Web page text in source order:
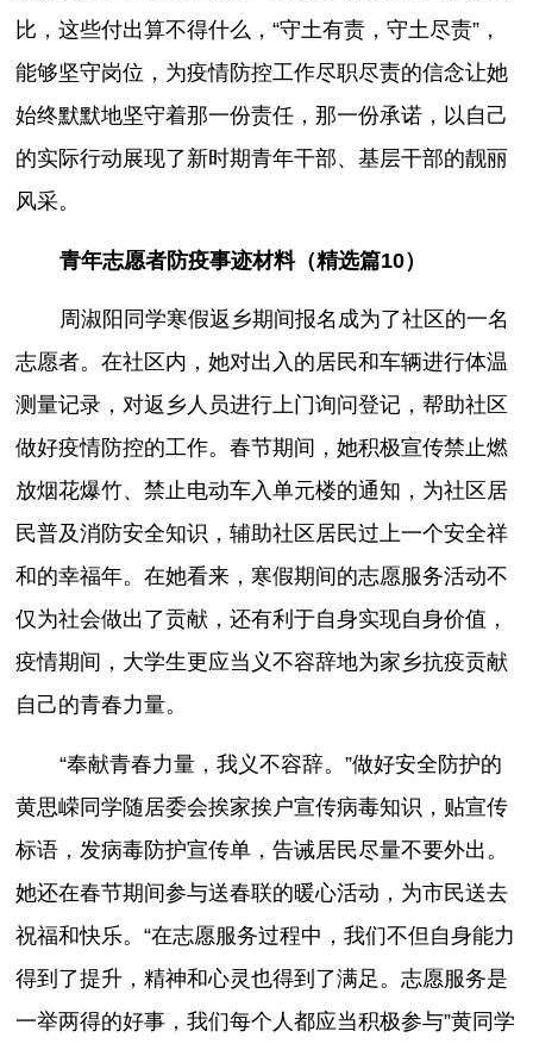
比，这些付出算不得什么，“守土有责，守土尽责”，
能够坚守岗位，为疫情防控工作尽职尽责的信念让她
始终默默地坚守着那一份责任，那一份承诺，以自己
的实际行动展现了新时期青年干部、基层干部的靓丽
风采。
青年志愿者防疫事迹材料（精选篇10）
周淑阳同学寒假返乡期间报名成为了社区的一名
志愿者。在社区内，她对出入的居民和车辆进行体温
测量记录，对返乡人员进行上门询问登记，帮助社区
做好疫情防控的工作。春节期间，她积极宣传禁止燃
放烟花爆竹、禁止电动车入单元楼的通知，为社区居
民普及消防安全知识，辅助社区居民过上一个安全祥
和的幸福年。在她看来，寒假期间的志愿服务活动不
仅为社会做出了贡献，还有利于自身实现自身价值，
疫情期间，大学生更应当义不容辞地为家乡抗疫贡献
自己的青春力量。
“奉献青春力量，我义不容辞。”做好安全防护的
黄思嵘同学随居委会挨家挨户宣传病毒知识，贴宣传
标语，发病毒防护宣传单，告诫居民尽量不要外出。
她还在春节期间参与送春联的暖心活动，为市民送去
祝福和快乐。“在志愿服务过程中，我们不但自身能力
得到了提升，精神和心灵也得到了满足。志愿服务是
一举两得的好事，我们每个人都应当积极参与”黄同学